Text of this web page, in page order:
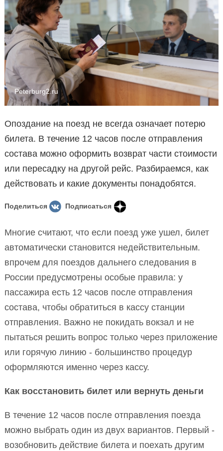
Peterburg2.ru
Опоздание на поезд не всегда означает потерю
билета. В течение 12 часов после отправления
состава можно оформить возврат части стоимости
или пересадку на другой рейс. Разбираемся, как
действовать и какие документы понадобятся.
Поделиться Подписаться
Многие считают, что если поезд уже ушел, билет
автоматически становится недействительным.
впрочем для поездов дальнего следования в
России предусмотрены особые правила: у
пассажира есть 12 часов после отправления
состава, чтобы обратиться в кассу станции
отправления. Важно не покидать вокзал и не
пытаться решить вопрос только через приложение
или горячую линию - большинство процедур
оформляются именно через кассу.
Как восстановить билет или вернуть деньги
В течение 12 часов после отправления поезда
можно выбрать один из двух вариантов. Первый -
возобновить действие билета и поехать другим